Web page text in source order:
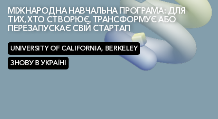
МІЖНАРОДНА НАВЧАЛЬНА ПРОГРАМА: ДЛЯ
ТИХ, ХТО СТВОРЮЄ, ТРАНСФОРМУЄ АБО
ПЕРЕЗАПУСКАЄ СВІЙ СТАРТАП
UNIVERSITY OF CALIFORNIA, BERKELEY
ЗНОВУ В УКРАЇНІ